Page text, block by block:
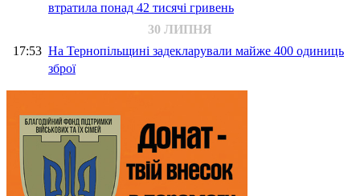
втратила понад 42 тисячі гривень
30 ЛИПНЯ
17:53 На Тернопільщині задекларували майже 400 одиниць
зброї